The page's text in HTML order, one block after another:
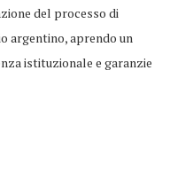
del processo di
argentino, aprendo un
istituzionale e garanzie